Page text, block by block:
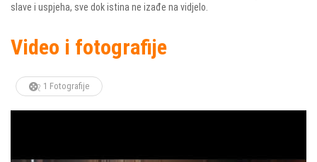
slave i uspjeha, sve dok istina ne izađe na vidjelo.
Video i fotografije
1 Fotografije